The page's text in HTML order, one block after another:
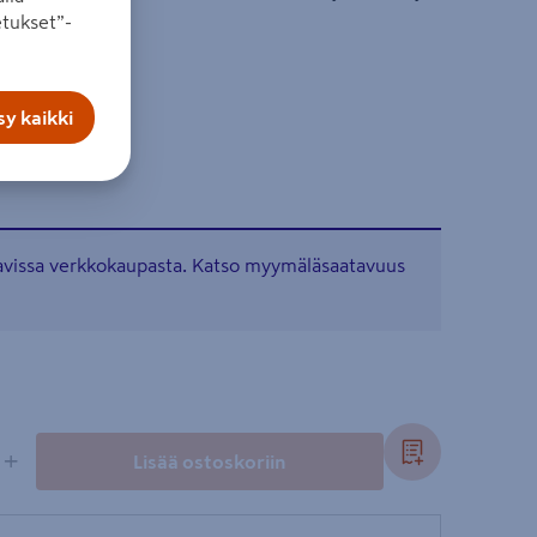
verkkokaupasta. Katso myymäläsaatavuus
+ Lisää ostoskoriin
kaikki